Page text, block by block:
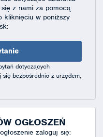
z nami za pomocą
kliknięciu w poniższy
dotyczących
bezpośrednio z urzędem,
OGŁOSZEŃ
zaloguj się: